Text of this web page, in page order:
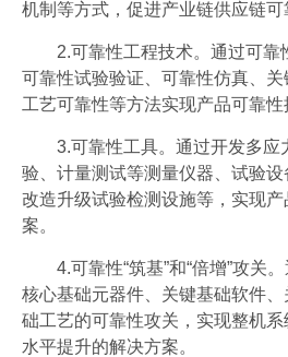
机制等方式，促进产业链供应链可
2.可靠性工程技术。通过可靠
可靠性试验验证、可靠性仿真、
工艺可靠性等方法实现产品可靠性
3.可靠性工具。通过开发多应
验、计量测试等测量仪器、试验
改造升级试验检测设施等，实现
案。
4.可靠性“筑基”和“倍增”攻关
核心基础元器件、关键基础软件
础工艺的可靠性攻关，实现整机
水平提升的解决方案。